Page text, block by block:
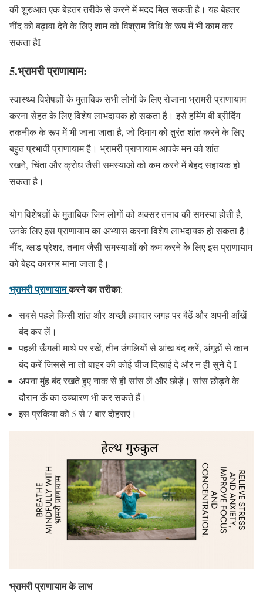
की शुरुआत एक बेहतर तरीके से करने में मदद मिल सकती है। यह बेहतर
नींद को बढ़ावा देने के लिए शाम को विश्राम विधि के रूप में भी काम कर
सकता हैI
5.भ्रामरी प्राणायाम:
स्वास्थ्य विशेषज्ञों के मुताबिक सभी लोगों के लिए रोजाना भ्रामरी प्राणायाम
करना सेहत के लिए विशेष लाभदायक हो सकता है। इसे हमिंग बी ब्रीदिंग
तकनीक के रूप में भी जाना जाता है, जो दिमाग को तुरंत शांत करने के लिए
बहुत प्रभावी प्राणायाम है। भ्रामरी प्राणायाम आपके मन को शांत
रखने, चिंता और क्रोध जैसी समस्याओं को कम करने में बेहद सहायक हो
सकता है।
योग विशेषज्ञों के मुताबिक जिन लोगों को अक्सर तनाव की समस्या होती है,
उनके लिए इस प्राणायाम का अभ्यास करना विशेष लाभदायक हो सकता है।
नींद, ब्लड प्रेशर, तनाव जैसी समस्याओं को कम करने के लिए इस प्राणायाम
को बेहद कारगर माना जाता है।
भ्रामरी प्राणायामकरने का तरीका:
सबसे पहले किसी शांत और अच्छी हवादार जगह पर बैठें और अपनी आँखें
बंद कर लें।
पहली ऊँगली माथे पर रखें, तीन उंगलियों से आंख बंद करें, अंगूठों से कान
बंद करें जिससे ना तो बाहर की कोई चीज दिखाई दे और न ही सुने दे I
अपना मुंह बंद रखते हुए नाक से ही सांस लें और छोड़ें। सांस छोड़ने के
दौरान ऊँ का उच्चारण भी कर सकते हैं।
इस प्रकिया को 5 से 7 बार दोहराएं।
भ्रामरी प्राणायाम के लाभ